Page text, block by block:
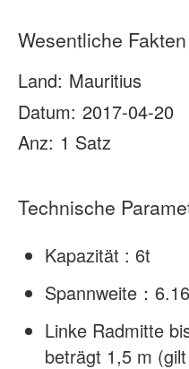
Wesentliche Fakten
Land: Mauritius
Datum: 2017-04-20
Anz: 1 Satz
Technische
Kapazität : 6t
Spannweite：
Linke Radmitte
beträgt 1,5 m